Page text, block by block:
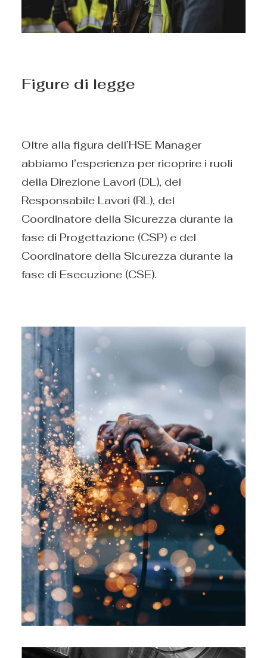
Figure di legge
Oltre alla figura dell’HSE Manager
abbiamo l’esperienza per ricoprire i ruoli
della Direzione Lavori (DL), del
Responsabile Lavori (RL), del
Coordinatore della Sicurezza durante la
fase di Progettazione (CSP) e del
Coordinatore della Sicurezza durante la
fase di Esecuzione (CSE).